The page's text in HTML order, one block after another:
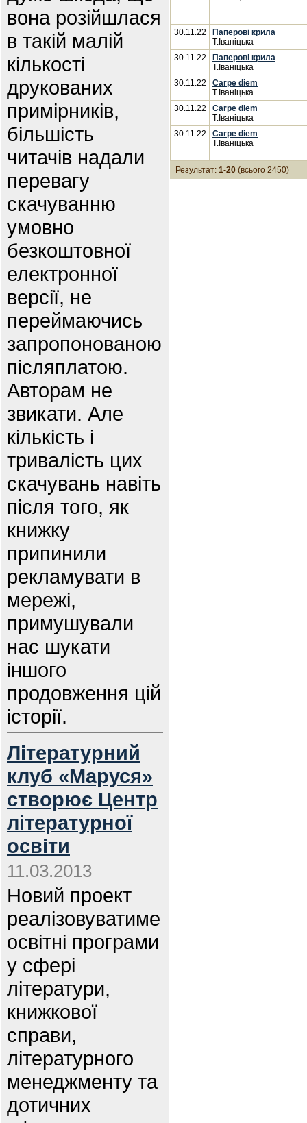
вона розійшлася
в такій малій
кількості
друкованих
примірників,
більшість
читачів надали
перевагу
скачуванню
умовно
безкоштовної
електронної
версії, не
переймаючись
запропонованою
післяплатою.
Авторам не
звикати. Але
кількість і
тривалість цих
скачувань навіть
після того, як
книжку
припинили
рекламувати в
мережі,
примушували
нас шукати
іншого
продовження цій
історії.
Літературний
клуб «Маруся»
створює Центр
літературної
освіти
11.03.2013
Новий проект
реалізовуватиме
освітні програми
у сфері
літератури,
книжкової
справи,
літературного
менеджменту та
дотичних
30.11.22
Паперові крила
Т.Іваніцька
30.11.22
Паперові крила
Т.Іваніцька
30.11.22
Carpe diem
Т.Іваніцька
30.11.22
Carpe diem
Т.Іваніцька
30.11.22
Carpe diem
Т.Іваніцька
Результат: 1-20 (всього 2450)